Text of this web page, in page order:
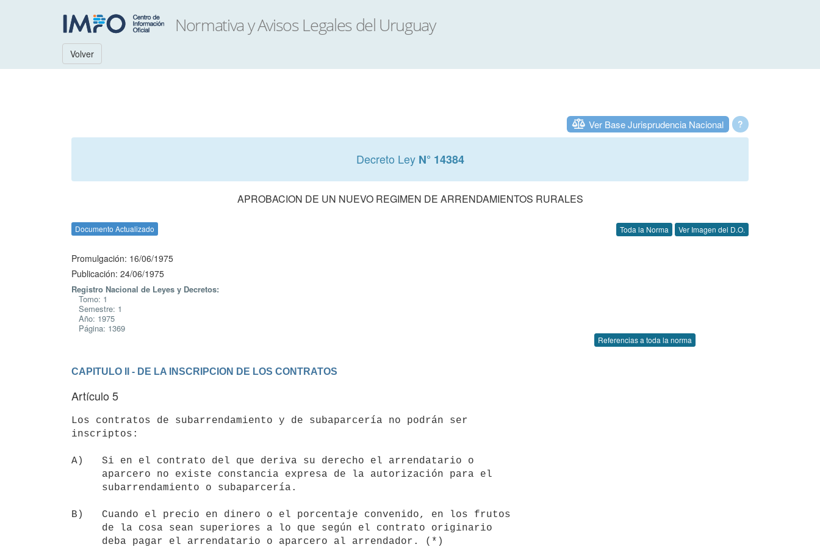
Volver
?
Ver Base Jurisprudencia Nacional
Decreto Ley N° 14384
APROBACION DE UN NUEVO REGIMEN DE ARRENDAMIENTOS RURALES
Documento Actualizado Toda la Norma Ver Imagen del D.O.
Promulgación: 16/06/1975
Publicación: 24/06/1975
Registro Nacional de Leyes y Decretos:
Tomo: 1
Semestre: 1
Año: 1975
Página: 1369
Referencias a toda la norma
CAPITULO II - DE LA INSCRIPCION DE LOS CONTRATOS
Artículo 5
Los contratos de subarrendamiento y de subaparcería no podrán ser
inscriptos:
A)   Si en el contrato del que deriva su derecho el arrendatario o
B)   Cuando el precio en dinero o el porcentaje convenido, en los frutos